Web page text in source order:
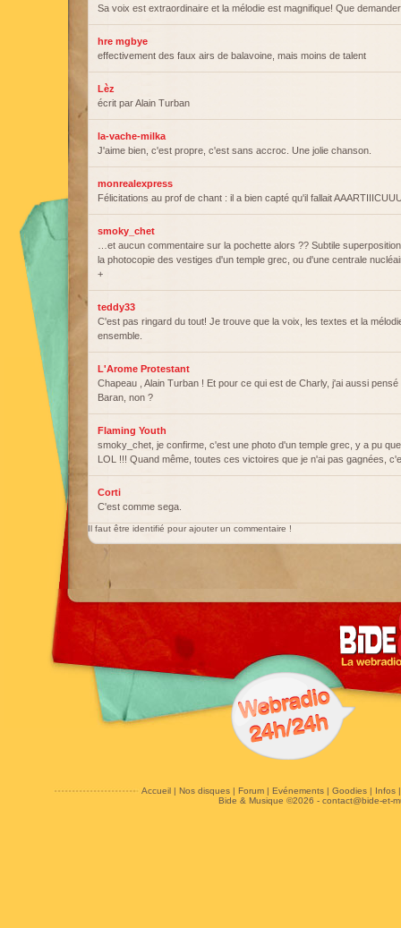
Sa voix est extraordinaire et la mélodie est magnifique! Que
hre mgbye
effectivement des faux airs de balavoine, mais moins de talent
Lèz
écrit par Alain Turban
la-vache-milka
J'aime bien, c'est propre, c'est sans accroc. Une jolie chanson.
monrealexpress
Félicitations au prof de chant : il a bien capté qu'il fallait
smoky_chet
…et aucun commentaire sur la pochette alors ?? Subtile
la photocopie des vestiges d'un temple grec, ou d'une centrale
+
teddy33
C'est pas ringard du tout! Je trouve que la voix, les textes et la
ensemble.
L'Arome Protestant
Chapeau , Alain Turban ! Et pour ce qui est de Charly, j'ai aussi
Baran, non ?
Flaming Youth
smoky_chet, je confirme, c'est une photo d'un temple grec, y a pu
LOL !!! Quand même, toutes ces victoires que je n'ai pas gagnées,
Corti
C'est comme sega.
Il faut être identifié pour ajouter un commentaire !
Accueil| Nos disques| Forum| Evénements| Goodies| Infos
Bide & Musique ©2026 - contact@bide-et-